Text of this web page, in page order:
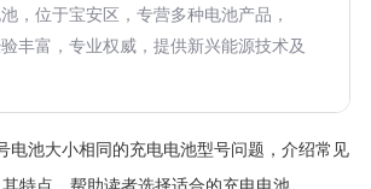
，位于宝安区，专营多种电池产品，
丰富，专业权威，提供新兴能源技术及
电池大小相同的充电电池型号问题，介绍常见